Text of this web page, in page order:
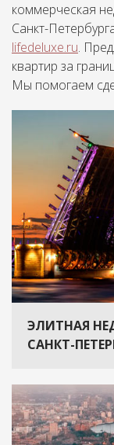
коммерческая
Санкт-
lifedeluxe.ru.
квартир за
Мы помогаем
ЭЛИТНАЯ
САНКТ-